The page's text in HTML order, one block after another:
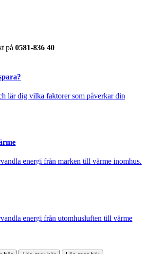
på 0581-836 40
lär dig vilka faktorer som påverkar din
energi från marken till värme inomhus.
energi från utomhusluften till värme